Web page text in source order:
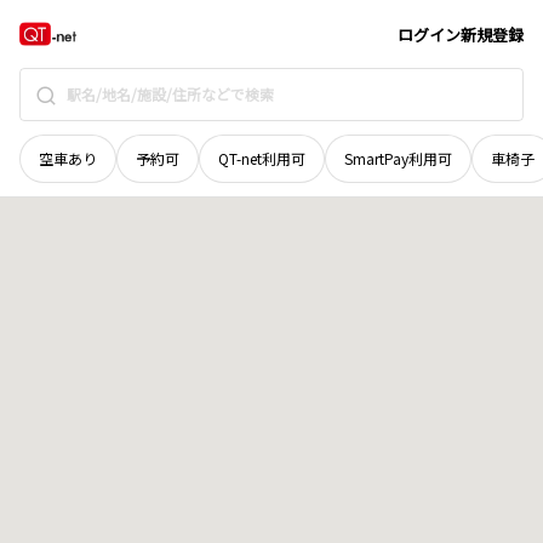
ログイン新規登録
空車あり 予約可 QT-net利用可 SmartPay利用可 車椅子
新潟県